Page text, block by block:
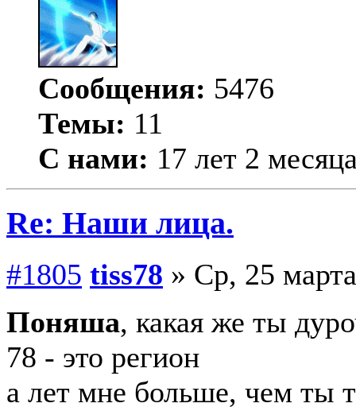
Сообщения: 5476
Темы: 11
С нами: 17 лет 2
Re: Наши лица.
#1805 tiss78 » Ср, 25
Поняша, какая же ты
78 - это регион
а лет мне больше, чем ты